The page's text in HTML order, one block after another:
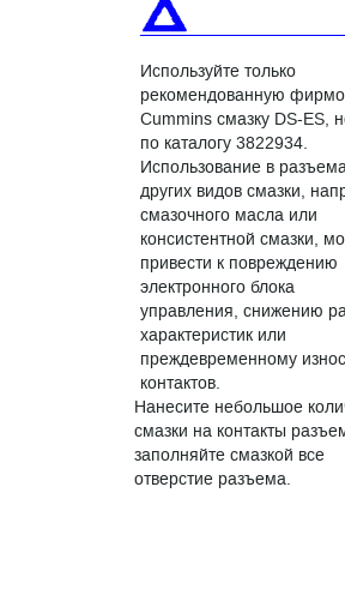
Используйте только
рекомендованную
Cummins смазку DS-ES,
по каталогу 3822934.
Использование в
других видов смазки,
смазочного масла или
консистентной смазки,
привести к повреждению
электронного блока
управления, снижению
характеристик или
преждевременному
контактов.
Нанесите небольшое
смазки на контакты
заполняйте смазкой все
отверстие разъема.